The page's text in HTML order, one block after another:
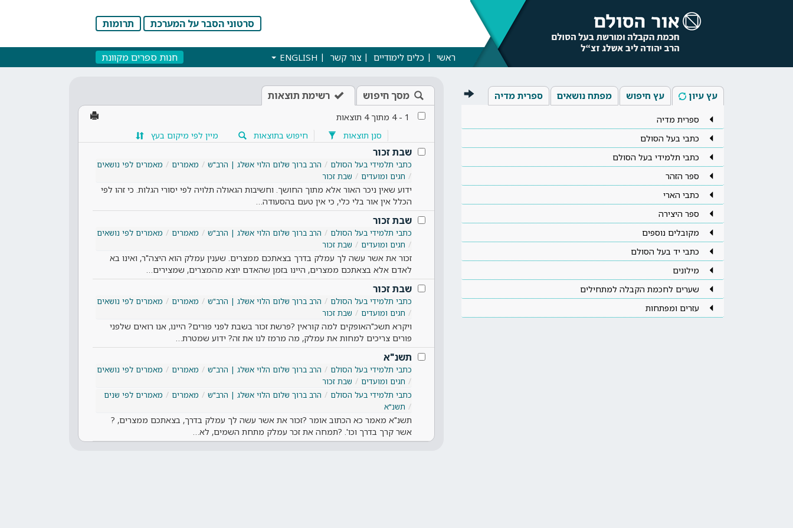
סרטוני הסבר על המערכת תרומות
ראשי כלים לימודיים צור קשר ENGLISH חנות ספרים מקוונת
עץ עיון עץ חיפוש מפתח נושאים ספרית מדיה
ספרית מדיה
כתבי בעל הסולם
כתבי תלמידי בעל הסולם
ספר הזהר
כתבי הארי
ספר היצירה
מקובלים נוספים
כתבי יד בעל הסולם
מילונים
שערים לחכמת הקבלה למתחילים
עזרים ומפתחות
מסך חיפוש רשימת תוצאות
1
-
4 מתוך4 תוצאות
סנן תוצאות
חיפוש בתוצאות מיין לפי מיקום בעץ
שבת זכור
כתבי תלמידי בעל הסולם הרב ברוך שלום הלוי אשלג | הרב"ש מאמרים
מאמרים לפי נושאים
חגים ומועדים
שבת זכור
ידוע שאין ניכר האור אלא מתוך החושך. וחשיבות הגאולה תלויה לפי יסורי הגלות. כי זהו לפי
הכלל אין אור בלי כלי, כי אין טעם בהסעודה…
שבת זכור
כתבי תלמידי בעל הסולם הרב ברוך שלום הלוי אשלג | הרב"ש מאמרים
מאמרים לפי נושאים
חגים ומועדים
שבת זכור
זכור את אשר עשה לך עמלק בדרך בצאתכם ממצרים. שענין עמלק הוא היצה"ר, ואינו בא
לאדם אלא בצאתכם ממצרים, היינו בזמן שהאדם יוצא מהמצרים, שמצירים…
שבת זכור
כתבי תלמידי בעל הסולם הרב ברוך שלום הלוי אשלג | הרב"ש מאמרים
מאמרים לפי נושאים
חגים ומועדים
שבת זכור
ויקרא תשכ"האופקים למה קוראין ?פרשת זכור בשבת לפני פורים? היינו, אנו רואים שלפני
פורים צריכים למחות את עמלק, מה מרמז לנו את זה? ידוע שמטרת…
תשנ"א
כתבי תלמידי בעל הסולם הרב ברוך שלום הלוי אשלג | הרב"ש מאמרים
מאמרים לפי נושאים
חגים ומועדים
שבת זכור
כתבי תלמידי בעל הסולם
הרב ברוך שלום הלוי אשלג | הרב"ש מאמרים
מאמרים לפי שנים
תשנ"א
תשנ"א מאמר כא הכתוב אומר ?זכור את אשר עשה לך עמלק בדרך, בצאתכם ממצרים, ?
אשר קרך בדרך וכו'. ?תמחה את זכר עמלק מתחת השמים, לא…